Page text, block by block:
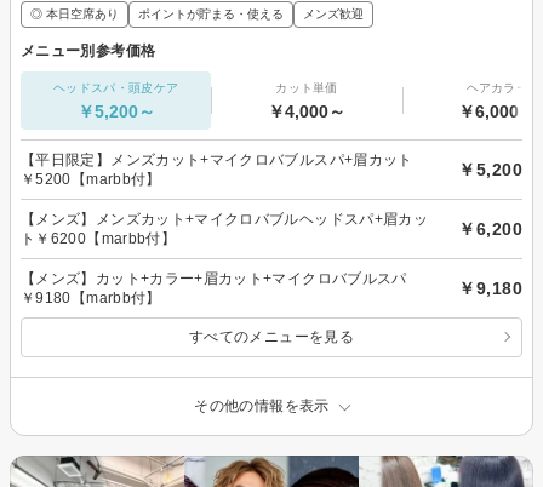
◎ 本日空席あり ポイントが貯まる・使える メンズ歓迎
メニュー別参考価格
ヘッドスパ・頭皮ケア
￥5,200～
カット単価
￥4,000～
ヘアカラー
￥6,000～
【平日限定】メンズカット+マイクロバブルスパ+眉カット
￥5200【marbb付】
￥5,200
【メンズ】メンズカット+マイクロバブルヘッドスパ+眉カッ
ト￥6200【marbb付】
￥6,200
【メンズ】カット+カラー+眉カット+マイクロバブルスパ
￥9180【marbb付】
￥9,180
すべてのメニューを見る
その他の情報を表示